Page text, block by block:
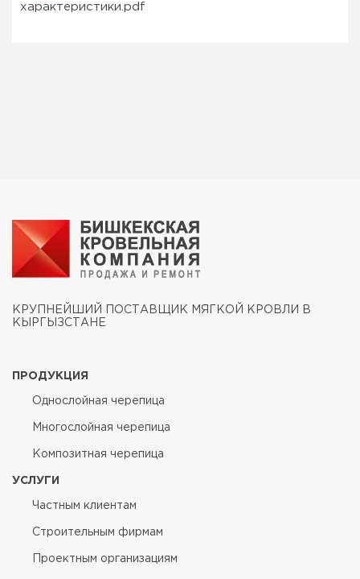
характеристики.pdf
КРУПНЕЙШИЙ ПОСТАВЩИК МЯГКОЙ КРОВЛИ В
КЫРГЫЗСТАНЕ
ПРОДУКЦИЯ
Однослойная черепица
Многослойная черепица
Композитная черепица
УСЛУГИ
Частным клиентам
Строительным фирмам
Проектным организациям